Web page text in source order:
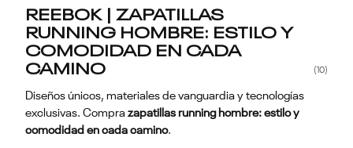
REEBOK | ZAPATILLAS
RUNNING HOMBRE: ESTILO Y
COMODIDAD EN CADA
CAMINO 10
Diseños únicos, materiales de vanguardia y tecnologías
exclusivas. Comprazapatillas running hombre: estilo y
comodidad en cada camino.